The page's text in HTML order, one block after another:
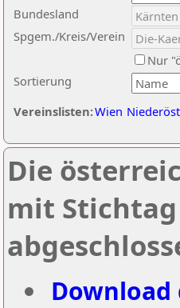
Sortierung
Bundesland
Spgem./Kreis/Verein
Nur
Vereinslisten:Wien
Die
mit
Download